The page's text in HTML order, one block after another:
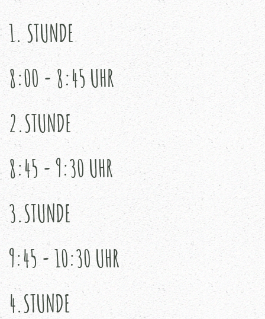
1. STUNDE
8:00 - 8:45 UHR
2.STUNDE
8:45 - 9:30 UHR
3.STUNDE
9:45 - 10:30 UHR
4.STUNDE